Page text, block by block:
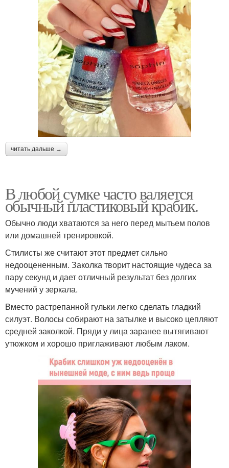
читать дальше →
В любой сумке часто валяется
обычный пластиковый крабик.
Обычно люди хватаются за него перед мытьем полов
или домашней тренировкой.
Стилисты же считают этот предмет сильно
недооцененным. Заколка творит настоящие чудеса за
пару секунд и дает отличный результат без долгих
мучений у зеркала.
Вместо растрепанной гульки легко сделать гладкий
силуэт. Волосы собирают на затылке и высоко цепляют
средней заколкой. Пряди у лица заранее вытягивают
утюжком и хорошо приглаживают любым лаком.